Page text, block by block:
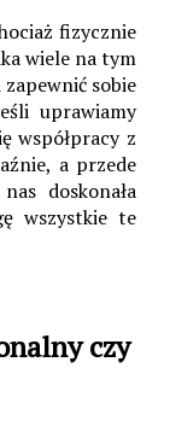
fizycznie
wiele na tym
zapewnić sobie
uprawiamy
współpracy z
a przede
doskonała
wszystkie te
czy